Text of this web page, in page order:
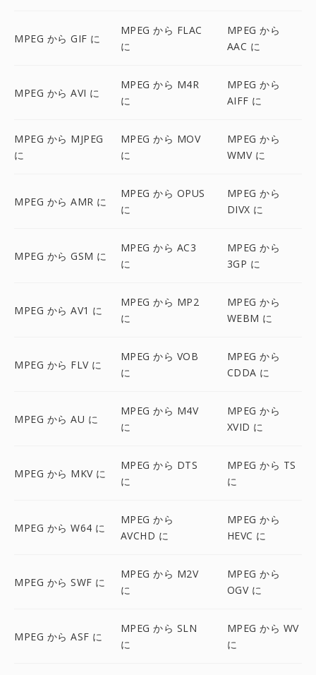
MPEG から GIF に
MPEG から FLAC
に
MPEG から
AAC に
MPEG から AVI に
MPEG から M4R
に
MPEG から
AIFF に
MPEG から MJPEG
に
MPEG から MOV
に
MPEG から
WMV に
MPEG から AMR に
MPEG から OPUS
に
MPEG から
DIVX に
MPEG から GSM に
MPEG から AC3
に
MPEG から
3GP に
MPEG から AV1 に
MPEG から MP2
に
MPEG から
WEBM に
MPEG から FLV に
MPEG から VOB
に
MPEG から
CDDA に
MPEG から AU に
MPEG から M4V
に
MPEG から
XVID に
MPEG から MKV に
MPEG から DTS
に
MPEG から TS
に
MPEG から W64 に
MPEG から
AVCHD に
MPEG から
HEVC に
MPEG から SWF に
MPEG から M2V
に
MPEG から
OGV に
MPEG から ASF に
MPEG から SLN
に
MPEG から WV
に